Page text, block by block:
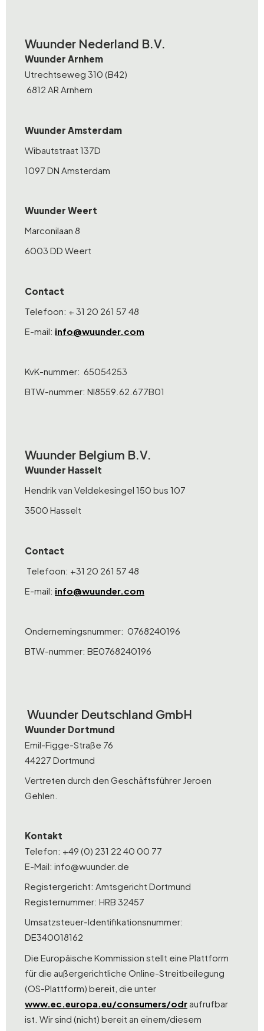
Wuunder Nederland B.V.
Wuunder Arnhem
Utrechtseweg 310 (B42)
6812 AR Arnhem
Wuunder Amsterdam
Wibautstraat 137D
1097 DN Amsterdam
Wuunder Weert
Marconilaan 8
6003 DD Weert
Contact
Telefoon: + 31 20 261 57 48
E-mail: info@wuunder.com
KvK-nummer: 65054253
BTW-nummer: Nl8559.62.677B01
Wuunder Belgium B.V.
Wuunder Hasselt
Hendrik van Veldekesingel 150 bus 107
3500 Hasselt
Contact
Telefoon: +31 20 261 57 48
E-mail: info@wuunder.com
Ondernemingsnummer: 0768240196
BTW-nummer: BE0768240196
Wuunder Deutschland GmbH
Wuunder Dortmund
Emil-Figge-Straße 76
44227 Dortmund
Vertreten durch den Geschäftsführer Jeroen
Gehlen.
Kontakt
Telefon: +49 (0) 231 22 40 00 77
E-Mail: info@wuunder.de
Registergericht: Amtsgericht Dortmund
Registernummer: HRB 32457
Umsatzsteuer-Identifikationsnummer:
DE340018162
Die Europäische Kommission stellt eine Plattform
für die außergerichtliche Online-Streitbeilegung
(OS-Plattform) bereit, die unter
www.ec.europa.eu/consumers/odr aufrufbar
ist. Wir sind (nicht) bereit an einem/diesem